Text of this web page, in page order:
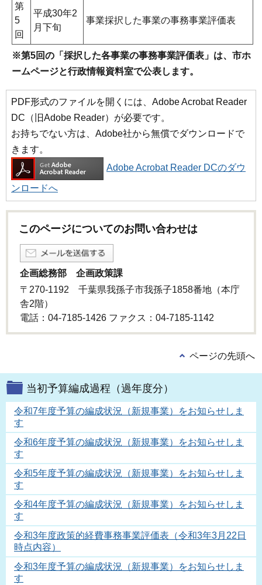
第
5
回
平成30年2
月下旬
事業採択した事業の事務事業評価表
※第5回の「採択した各事業の事務事業評価表」は、市ホ
ームページと行政情報資料室で公表します。
PDF形式のファイルを開くには、Adobe Acrobat Reader
DC（旧Adobe Reader）が必要です。
お持ちでない方は、Adobe社から無償でダウンロードで
きます。
Adobe Acrobat Reader DCのダウ
ンロードへ
このページについてのお問い合わせは
企画総務部 企画政策課
〒270-1192 千葉県我孫子市我孫子1858番地（本庁
舎2階）
電話：04-7185-1426 ファクス：04-7185-1142
ページの先頭へ
当初予算編成過程（過年度分）
令和7年度予算の編成状況（新規事業）をお知らせしま
す
令和6年度予算の編成状況（新規事業）をお知らせしま
す
令和5年度予算の編成状況（新規事業）をお知らせしま
す
令和4年度予算の編成状況（新規事業）をお知らせしま
す
令和3年度政策的経費事務事業評価表（令和3年3月22日
時点内容）
令和3年度予算の編成状況（新規事業）をお知らせしま
す